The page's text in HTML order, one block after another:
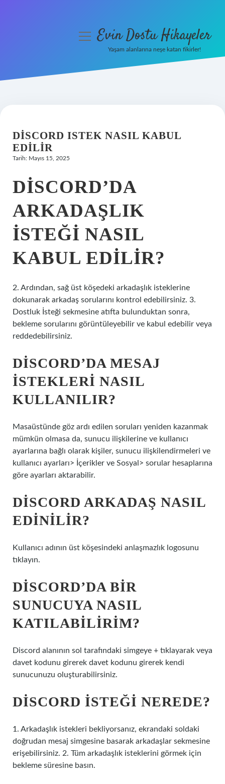
Hakkımızda
menüyüEvin Dostu Hikayeler
Yaşam alanlarına neşe katan fikirler!
DISCORD ISTEK NASIL KABUL
EDILIR
Tarih: Mayıs 15, 2025
DISCORD’DA
ARKADAŞLIK
ISTEĞI NASIL
KABUL EDILIR?
2. Ardından, sağ üst köşedeki arkadaşlık isteklerine
dokunarak arkadaş sorularını kontrol edebilirsiniz. 3.
Dostluk İsteği sekmesine atıfta bulunduktan sonra,
bekleme sorularını görüntüleyebilir ve kabul edebilir veya
reddedebilirsiniz.
DISCORD’DA MESAJ
ISTEKLERI NASIL
KULLANILIR?
Masaüstünde göz ardı edilen soruları yeniden kazanmak
mümkün olmasa da, sunucu ilişkilerine ve kullanıcı
ayarlarına bağlı olarak kişiler, sunucu ilişkilendirmeleri ve
kullanıcı ayarları> İçerikler ve Sosyal> sorular hesaplarına
göre ayarları aktarabilir.
DISCORD ARKADAŞ NASIL
EDINILIR?
Kullanıcı adının üst köşesindeki anlaşmazlık logosunu
tıklayın.
DISCORD’DA BIR
SUNUCUYA NASIL
KATILABILIRIM?
Discord alanının sol tarafındaki simgeye + tıklayarak veya
davet kodunu girerek davet kodunu girerek kendi
sunucunuzu oluşturabilirsiniz.
DISCORD ISTEĞI NEREDE?
1. Arkadaşlık istekleri bekliyorsanız, ekrandaki soldaki
doğrudan mesaj simgesine basarak arkadaşlar sekmesine
erişebilirsiniz. 2. Tüm arkadaşlık isteklerini görmek için
bekleme süresine basın.